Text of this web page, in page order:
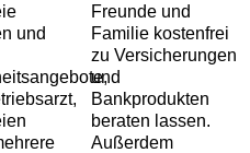
und
Freunde und
Familie kostenfrei
zu Versicherungen
und
Bankprodukten
beraten lassen.
Außerdem